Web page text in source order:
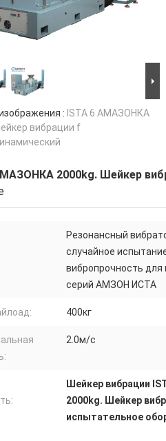
: ISTA 6 АМАЗОНКА
вибрации f
2000kg. Шейкер
Резонансный
случайное
вибропрочность для
серий АМЗОН ИСТА
400кг
2.0м/с
Шейкер вибрации
2000kg. Шейкер
испытательное